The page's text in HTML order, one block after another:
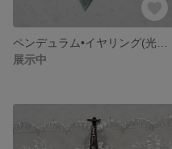
展示中